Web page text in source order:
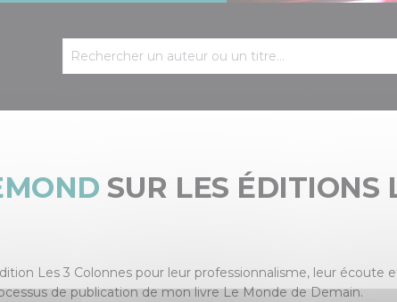
SUR LES ÉDITIONS
Les 3 Colonnes pour leur professionnalisme, leur écoute
de publication de mon livre Le Monde de Demain.